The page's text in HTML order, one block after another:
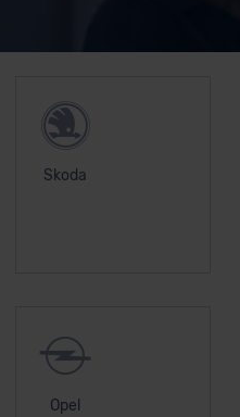
Skoda
Opel